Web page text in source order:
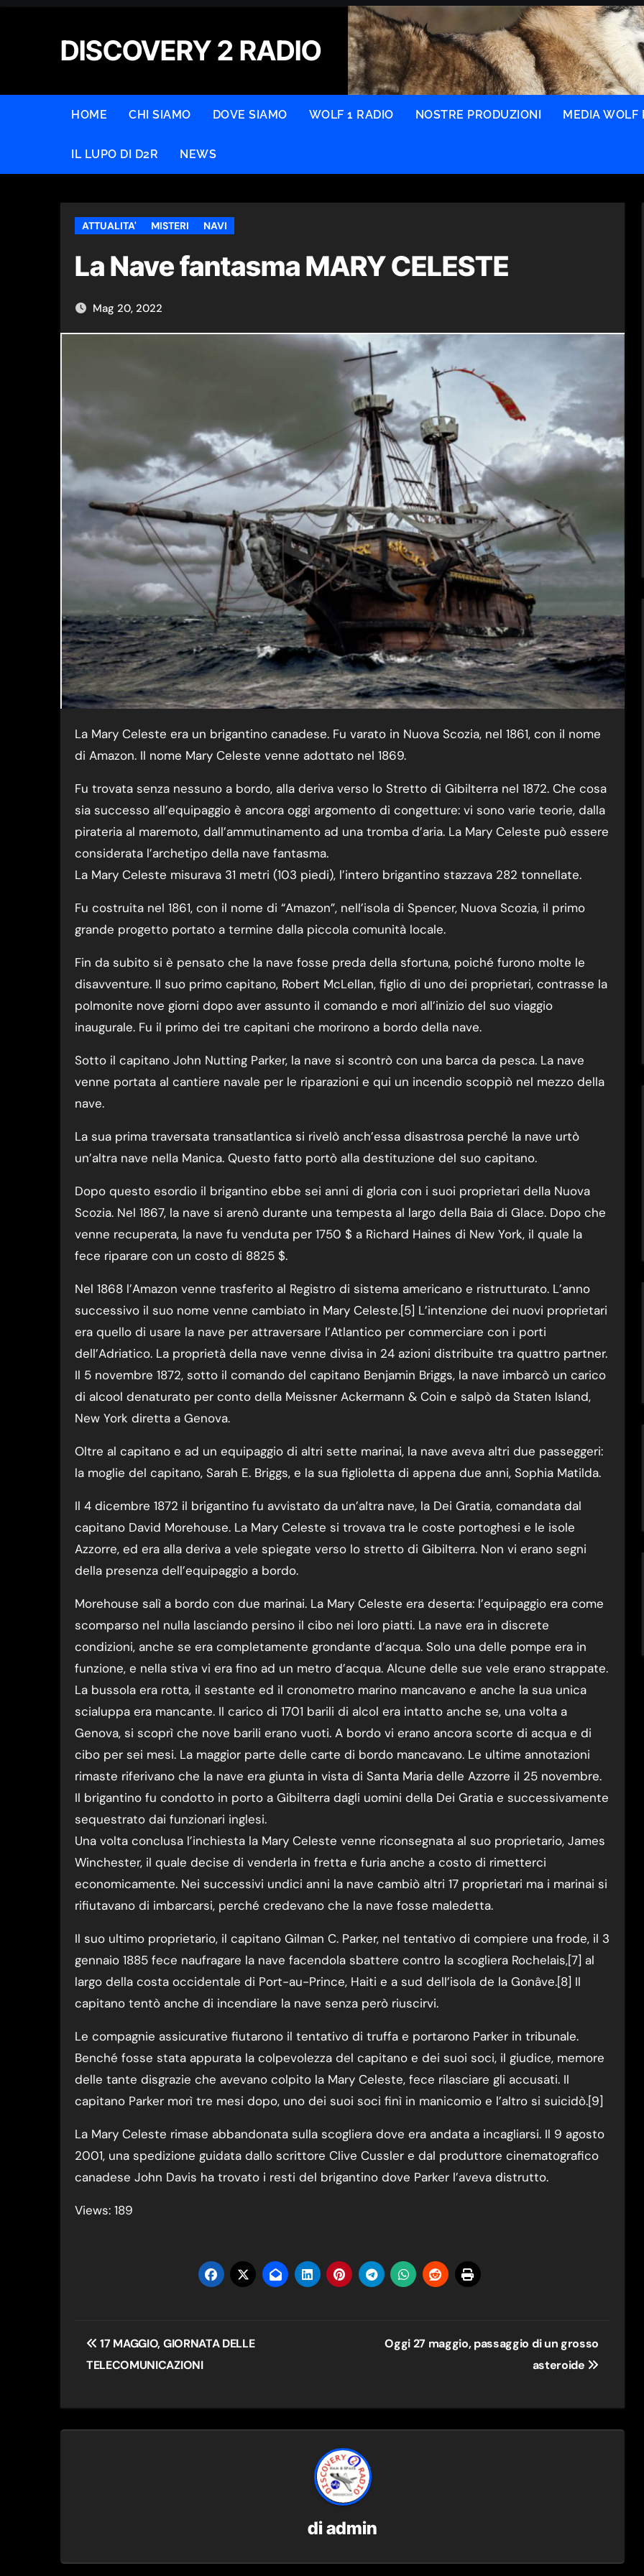
DISCOVERY 2 RADIO
HOME CHI SIAMO DOVE SIAMO WOLF 1 RADIO NOSTRE PRODUZIONI MEDIA WOLF
IL LUPO DI D2R NEWS
ATTUALITA' MISTERI NAVI
La Nave fantasma MARY CELESTE
Mag 20, 2022
La Mary Celeste era un brigantino canadese. Fu varato in Nuova Scozia, nel 1861, con il nome
di Amazon. Il nome Mary Celeste venne adottato nel 1869.
Fu trovata senza nessuno a bordo, alla deriva verso lo Stretto di Gibilterra nel 1872. Che cosa
sia successo all’equipaggio è ancora oggi argomento di congetture: vi sono varie teorie, dalla
pirateria al maremoto, dall’ammutinamento ad una tromba d’aria. La Mary Celeste può essere
considerata l’archetipo della nave fantasma.
La Mary Celeste misurava 31 metri (103 piedi), l’intero brigantino stazzava 282 tonnellate.
Fu costruita nel 1861, con il nome di “Amazon”, nell’isola di Spencer, Nuova Scozia, il primo
grande progetto portato a termine dalla piccola comunità locale.
Fin da subito si è pensato che la nave fosse preda della sfortuna, poiché furono molte le
disavventure. Il suo primo capitano, Robert McLellan, figlio di uno dei proprietari, contrasse la
polmonite nove giorni dopo aver assunto il comando e morì all’inizio del suo viaggio
inaugurale. Fu il primo dei tre capitani che morirono a bordo della nave.
Sotto il capitano John Nutting Parker, la nave si scontrò con una barca da pesca. La nave
venne portata al cantiere navale per le riparazioni e qui un incendio scoppiò nel mezzo della
nave.
La sua prima traversata transatlantica si rivelò anch’essa disastrosa perché la nave urtò
un’altra nave nella Manica. Questo fatto portò alla destituzione del suo capitano.
Dopo questo esordio il brigantino ebbe sei anni di gloria con i suoi proprietari della Nuova
Scozia. Nel 1867, la nave si arenò durante una tempesta al largo della Baia di Glace. Dopo che
venne recuperata, la nave fu venduta per 1750 $ a Richard Haines di New York, il quale la
fece riparare con un costo di 8825 $.
Nel 1868 l’Amazon venne trasferito al Registro di sistema americano e ristrutturato. L’anno
successivo il suo nome venne cambiato in Mary Celeste.[5] L’intenzione dei nuovi proprietari
era quello di usare la nave per attraversare l’Atlantico per commerciare con i porti
dell’Adriatico. La proprietà della nave venne divisa in 24 azioni distribuite tra quattro partner.
Il 5 novembre 1872, sotto il comando del capitano Benjamin Briggs, la nave imbarcò un carico
di alcool denaturato per conto della Meissner Ackermann & Coin e salpò da Staten Island,
New York diretta a Genova.
Oltre al capitano e ad un equipaggio di altri sette marinai, la nave aveva altri due passeggeri:
la moglie del capitano, Sarah E. Briggs, e la sua figlioletta di appena due anni, Sophia Matilda.
Il 4 dicembre 1872 il brigantino fu avvistato da un’altra nave, la Dei Gratia, comandata dal
capitano David Morehouse. La Mary Celeste si trovava tra le coste portoghesi e le isole
Azzorre, ed era alla deriva a vele spiegate verso lo stretto di Gibilterra. Non vi erano segni
della presenza dell’equipaggio a bordo.
Morehouse salì a bordo con due marinai. La Mary Celeste era deserta: l’equipaggio era come
scomparso nel nulla lasciando persino il cibo nei loro piatti. La nave era in discrete
condizioni, anche se era completamente grondante d’acqua. Solo una delle pompe era in
funzione, e nella stiva vi era fino ad un metro d’acqua. Alcune delle sue vele erano strappate.
La bussola era rotta, il sestante ed il cronometro marino mancavano e anche la sua unica
scialuppa era mancante. Il carico di 1701 barili di alcol era intatto anche se, una volta a
Genova, si scoprì che nove barili erano vuoti. A bordo vi erano ancora scorte di acqua e di
cibo per sei mesi. La maggior parte delle carte di bordo mancavano. Le ultime annotazioni
rimaste riferivano che la nave era giunta in vista di Santa Maria delle Azzorre il 25 novembre.
Il brigantino fu condotto in porto a Gibilterra dagli uomini della Dei Gratia e successivamente
sequestrato dai funzionari inglesi.
Una volta conclusa l’inchiesta la Mary Celeste venne riconsegnata al suo proprietario, James
Winchester, il quale decise di venderla in fretta e furia anche a costo di rimetterci
economicamente. Nei successivi undici anni la nave cambiò altri 17 proprietari ma i marinai si
rifiutavano di imbarcarsi, perché credevano che la nave fosse maledetta.
Il suo ultimo proprietario, il capitano Gilman C. Parker, nel tentativo di compiere una frode, il 3
gennaio 1885 fece naufragare la nave facendola sbattere contro la scogliera Rochelais,[7] al
largo della costa occidentale di Port-au-Prince, Haiti e a sud dell’isola de la Gonâve.[8] Il
capitano tentò anche di incendiare la nave senza però riuscirvi.
Le compagnie assicurative fiutarono il tentativo di truffa e portarono Parker in tribunale.
Benché fosse stata appurata la colpevolezza del capitano e dei suoi soci, il giudice, memore
delle tante disgrazie che avevano colpito la Mary Celeste, fece rilasciare gli accusati. Il
capitano Parker morì tre mesi dopo, uno dei suoi soci finì in manicomio e l’altro si suicidò.[9]
La Mary Celeste rimase abbandonata sulla scogliera dove era andata a incagliarsi. Il 9 agosto
2001, una spedizione guidata dallo scrittore Clive Cussler e dal produttore cinematografico
canadese John Davis ha trovato i resti del brigantino dove Parker l’aveva distrutto.
Views: 189
Navigazione
articoli
17 MAGGIO, GIORNATA DELLE
TELECOMUNICAZIONI
Oggi 27 maggio, passaggio di un grosso
asteroide
diadmin